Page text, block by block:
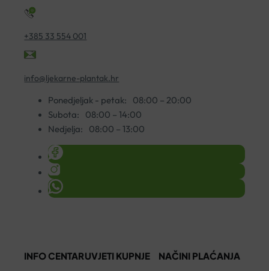
+385 33 554 001
info@ljekarne-plantak.hr
Ponedjeljak - petak:
08:00 – 20:00
Subota:
08:00 – 14:00
Nedjelja:
08:00 – 13:00
INFO CENTARUVJETI KUPNJE NAČINI PLAĆANJA